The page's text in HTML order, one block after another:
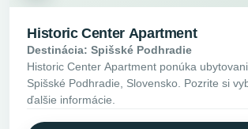
Historic Center Apartment
Destinácia: Spišské Podhradie
Historic Center Apartment ponúka
Spišské Podhradie, Slovensko. Pozrite si
ďalšie informácie.